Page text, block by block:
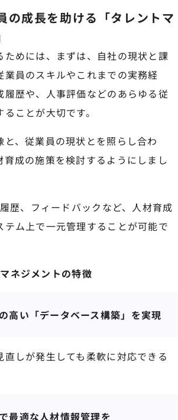
の成長を助ける「タレントマ
ためには、まずは、自社の現状と課
業員のスキルやこれまでの実務経
履歴や、人事評価などのあらゆる従
ことが大切です。
と、従業員の現状とを照らし合わ
成の施策を検討するようにしまし
歴、フィードバックなど、人材育成
テム上で一元管理することが可能で
ネジメントの特徴
高い「データベース構築」を実現
しが発生しても柔軟に対応できる
最適な人材情報管理を